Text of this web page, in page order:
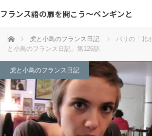
フランス語の扉を開こう～ペンギンと
ホーム 虎と小鳥のフランス日記
パリの「北
と小鳥のフランス日記」第126話
虎と小鳥のフランス日記